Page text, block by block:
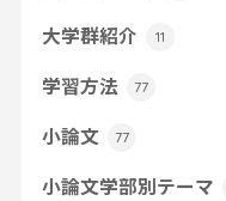
大学群紹介 11
学習方法 77
小論文 77
小論文学部別テーマ